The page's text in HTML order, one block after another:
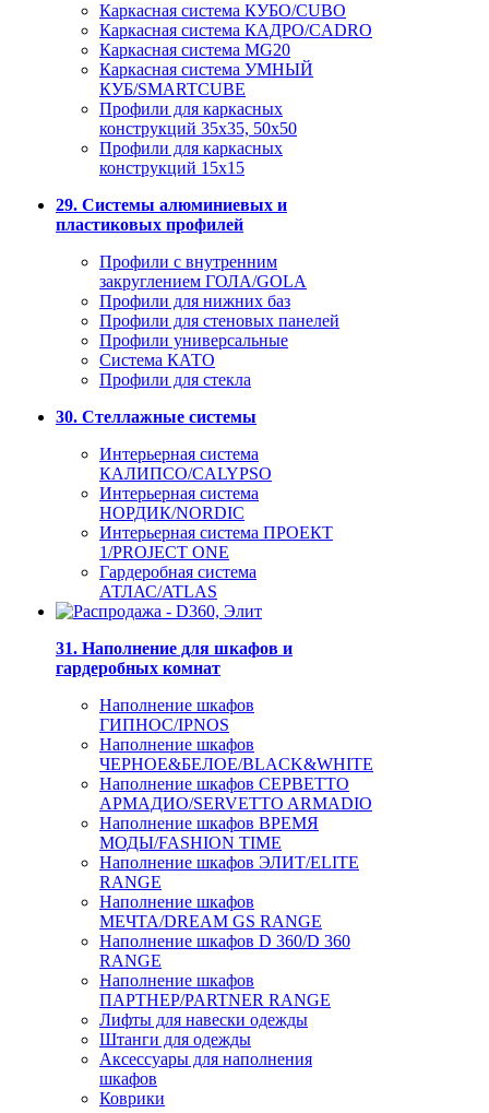
Каркасная система КУБО/CUBO
Каркасная система КАДРО/CADRO
Каркасная система MG20
Каркасная система УМНЫЙ
КУБ/SMARTCUBE
Профили для каркасных
конструкций 35x35, 50x50
Профили для каркасных
конструкций 15х15
29. Системы алюминиевых и
пластиковых профилей
Профили с внутренним
закруглением ГОЛА/GOLA
Профили для нижних баз
Профили для стеновых панелей
Профили универсальные
Система КАТО
Профили для стекла
30. Стеллажные системы
Интерьерная система
КАЛИПСО/CALYPSO
Интерьерная система
НОРДИК/NORDIC
Интерьерная система ПРОЕКТ
1/PROJECT ONE
Гардеробная система
АТЛАС/ATLAS
31. Наполнение для шкафов и
гардеробных комнат
Наполнение шкафов
ГИПНОС/IPNOS
Наполнение шкафов
ЧЕРНОЕ&БЕЛОЕ/BLACK&WHITE
Наполнение шкафов СЕРВЕТТО
АРМАДИО/SERVETTO ARMADIO
Наполнение шкафов ВРЕМЯ
МОДЫ/FASHION TIME
Наполнение шкафов ЭЛИТ/ELITE
RANGE
Наполнение шкафов
МЕЧТА/DREAM GS RANGE
Наполнение шкафов D 360/D 360
RANGE
Наполнение шкафов
ПАРТНЕР/PARTNER RANGE
Лифты для навески одежды
Штанги для одежды
Аксессуары для наполнения
шкафов
Коврики